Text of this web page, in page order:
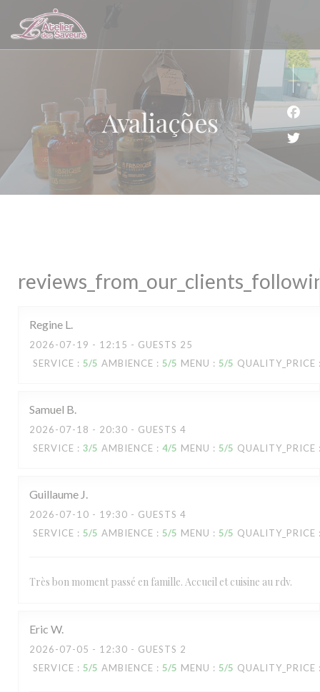
Painel de Gerenciamento de Cookies
Avaliações
Regine L
2026-07-19 - 12:15 - GUESTS 25
SERVICE : 5/5 AMBIENCE : 5/5 MENU : 5/5 QUALITY_PRICE
Samuel B
2026-07-18 - 20:30 - GUESTS 4
SERVICE : 3/5 AMBIENCE : 4/5 MENU : 5/5 QUALITY_PRICE
Guillaume J
2026-07-10 - 19:30 - GUESTS 4
SERVICE : 5/5 AMBIENCE : 5/5 MENU : 5/5 QUALITY_PRICE
Très bon moment passé en famille. Accueil et cuisine au rdv.
Eric W
2026-07-05 - 12:30 - GUESTS 2
SERVICE : 5/5 AMBIENCE : 5/5 MENU : 5/5 QUALITY_PRICE